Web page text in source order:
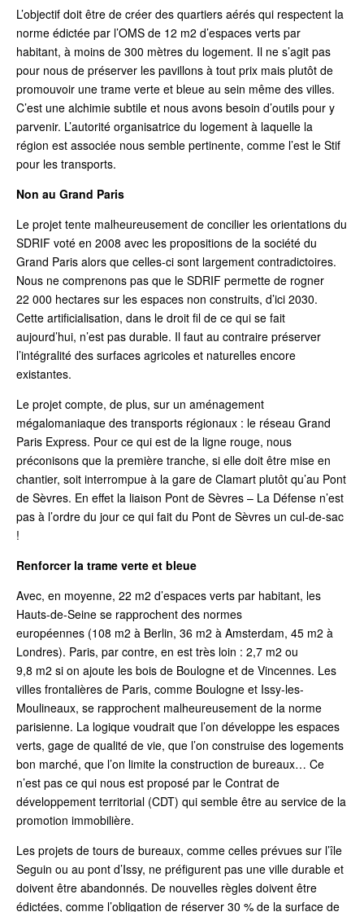
L’objectif doit être de créer des quartiers aérés qui respectent la
norme édictée par l’OMS de 12 m2 d’espaces verts par
habitant, à moins de 300 mètres du logement. Il ne s’agit pas
pour nous de préserver les pavillons à tout prix mais plutôt de
promouvoir une trame verte et bleue au sein même des villes.
C’est une alchimie subtile et nous avons besoin d’outils pour y
parvenir. L’autorité organisatrice du logement à laquelle la
région est associée nous semble pertinente, comme l’est le Stif
pour les transports.
Non au Grand Paris
Le projet tente malheureusement de concilier les orientations du
SDRIF voté en 2008 avec les propositions de la société du
Grand Paris alors que celles-ci sont largement contradictoires.
Nous ne comprenons pas que le SDRIF permette de rogner
22 000 hectares sur les espaces non construits, d’ici 2030.
Cette artificialisation, dans le droit fil de ce qui se fait
aujourd’hui, n’est pas durable. Il faut au contraire préserver
l’intégralité des surfaces agricoles et naturelles encore
existantes.
Le projet compte, de plus, sur un aménagement
mégalomaniaque des transports régionaux : le réseau Grand
Paris Express. Pour ce qui est de la ligne rouge, nous
préconisons que la première tranche, si elle doit être mise en
chantier, soit interrompue à la gare de Clamart plutôt qu’au Pont
de Sèvres. En effet la liaison Pont de Sèvres – La Défense n’est
pas à l’ordre du jour ce qui fait du Pont de Sèvres un cul-de-sac
!
Renforcer la trame verte et bleue
Avec, en moyenne, 22 m2 d’espaces verts par habitant, les
Hauts-de-Seine se rapprochent des normes
européennes (108 m2 à Berlin, 36 m2 à Amsterdam, 45 m2 à
Londres). Paris, par contre, en est très loin : 2,7 m2 ou
9,8 m2 si on ajoute les bois de Boulogne et de Vincennes. Les
villes frontalières de Paris, comme Boulogne et Issy-les-
Moulineaux, se rapprochent malheureusement de la norme
parisienne. La logique voudrait que l’on développe les espaces
verts, gage de qualité de vie, que l’on construise des logements
bon marché, que l’on limite la construction de bureaux… Ce
n’est pas ce qui nous est proposé par le Contrat de
développement territorial (CDT) qui semble être au service de la
promotion immobilière.
Les projets de tours de bureaux, comme celles prévues sur l’île
Seguin ou au pont d’Issy, ne préfigurent pas une ville durable et
doivent être abandonnés. De nouvelles règles doivent être
édictées, comme l’obligation de réserver 30 % de la surface de